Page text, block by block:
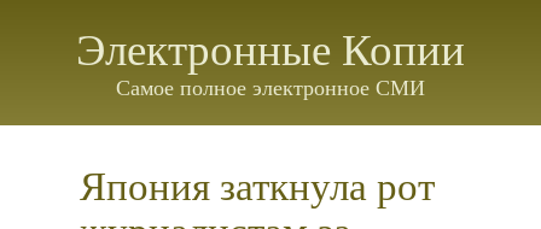
Электронные Копии
Самое полное электронное СМИ
Япония заткнула рот